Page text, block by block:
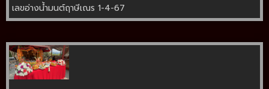
เลขอ่างน้ำมนต์ฤาษีเณร 1-4-67